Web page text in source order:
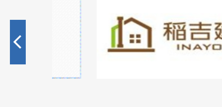
枚
目
の